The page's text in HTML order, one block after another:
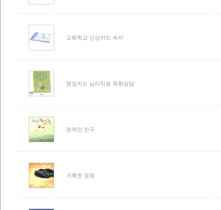
교회학교 신상카드 속지
영성지도 심리치료 목회상담
영적인 친구
거룩한 경청